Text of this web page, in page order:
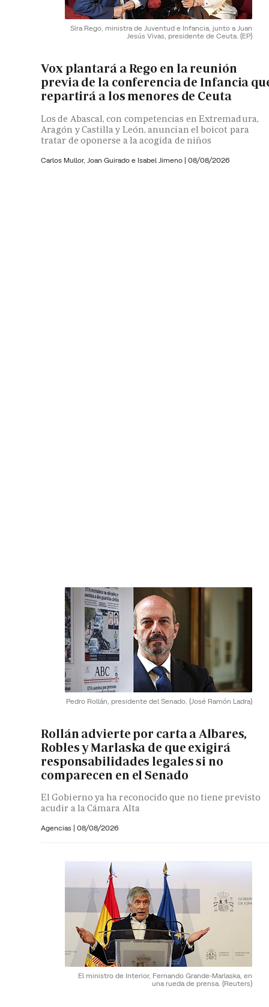
Sira Rego, ministra de Juventud e Infancia, junto a Juan
Jesús Vivas, presidente de Ceuta. (EP)
Vox plantará a Rego en la reunión
previa de la conferencia de Infancia
repartirá a los menores de Ceuta
Los de Abascal, con competencias en Extremadura,
Aragón y Castilla y León, anuncian el boicot para
tratar de oponerse a la acogida de niños
Carlos Mullor, Joan Guirado e Isabel Jimeno | 08/08/2026
Pedro Rollán, presidente del Senado. (José Ramón Ladra)
Rollán advierte por carta a Albares,
Robles y Marlaska de que exigirá
responsabilidades legales si no
comparecen en el Senado
El Gobierno ya ha reconocido que no tiene previsto
acudir a la Cámara Alta
Agencias | 08/08/2026
El ministro de Interior, Fernando Grande-Marlaska, en
una rueda de prensa. (Reuters)